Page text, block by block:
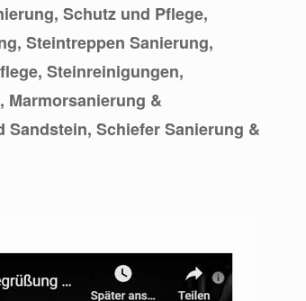
Schutz und Pflege,
Steintreppen Sanierung,
Steinreinigungen,
Marmorsanierung &
Schiefer Sanierung &